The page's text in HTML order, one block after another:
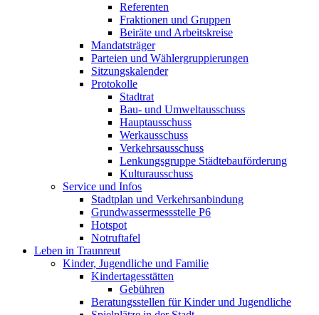
Referenten
Fraktionen und Gruppen
Beiräte und Arbeitskreise
Mandatsträger
Parteien und Wählergruppierungen
Sitzungskalender
Protokolle
Stadtrat
Bau- und Umweltausschuss
Hauptausschuss
Werkausschuss
Verkehrsausschuss
Lenkungsgruppe Städtebauförderung
Kulturausschuss
Service und Infos
Stadtplan und Verkehrsanbindung
Grundwassermessstelle P6
Hotspot
Notruftafel
Leben in Traunreut
Kinder, Jugendliche und Familie
Kindertagesstätten
Gebühren
Beratungsstellen für Kinder und Jugendliche